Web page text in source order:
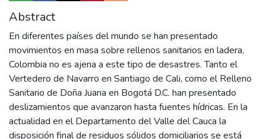
Abstract
En diferentes países del mundo se han presentado
movimientos en masa sobre rellenos sanitarios en ladera,
Colombia no es ajena a este tipo de desastres. Tanto el
Vertedero de Navarro en Santiago de Cali, como el Relleno
Sanitario de Doña Juana en Bogotá D.C. han presentado
deslizamientos que avanzaron hasta fuentes hídricas. En la
actualidad en el Departamento del Valle del Cauca la
disposición final de residuos sólidos domiciliarios se está